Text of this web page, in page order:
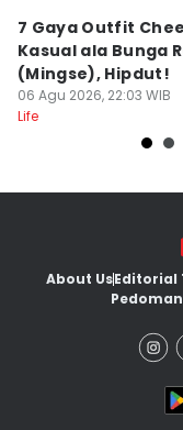
7 Gaya Outfit
Kasual ala Bunga
(Mingse), Hipdut!
06 Agu 2026, 22:03 WIB
Life
About UsEditorial